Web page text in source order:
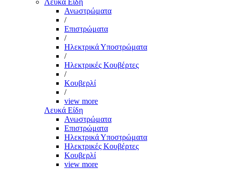
Λευκά Είδη
Ανωστρώματα
/
Επιστρώματα
/
Ηλεκτρικά Υποστρώματα
/
Ηλεκτρικές Κουβέρτες
/
Κουβερλί
/
view more
Λευκά Είδη
Ανωστρώματα
Επιστρώματα
Ηλεκτρικά Υποστρώματα
Ηλεκτρικές Κουβέρτες
Κουβερλί
view more